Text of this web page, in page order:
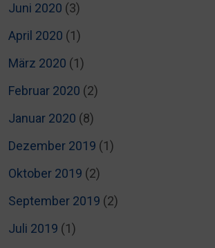
Juni 2020 (3)
April 2020 (1)
März 2020 (1)
Februar 2020 (2)
Januar 2020 (8)
Dezember 2019 (1)
Oktober 2019 (2)
September 2019 (2)
Juli 2019 (1)